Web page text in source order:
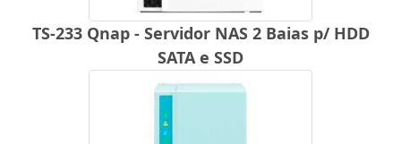
TS-233 Qnap - Servidor NAS 2 Baias p/ HDD
SATA e SSD